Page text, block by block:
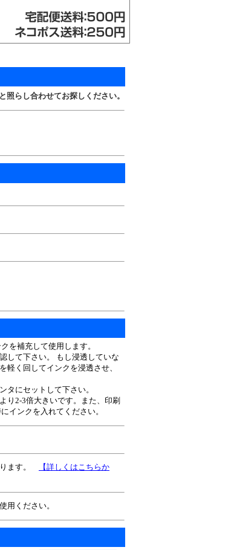
照らし合わせてお探しください。
を補充して使用します。
して下さい。 もし浸透していな
軽く回してインクを浸透させ、
タにセットして下さい。
り2-3倍大きいです。また、印刷
インクを入れてください。
ります。
【詳しくはこちらか
用ください。